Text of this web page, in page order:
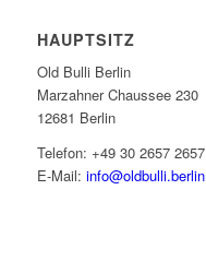
HAUPTSITZ
Old Bulli Berlin
Marzahner Chaussee 230
12681 Berlin
Telefon: +49 30 2657 2657
E-Mail: info@oldbulli.berlin